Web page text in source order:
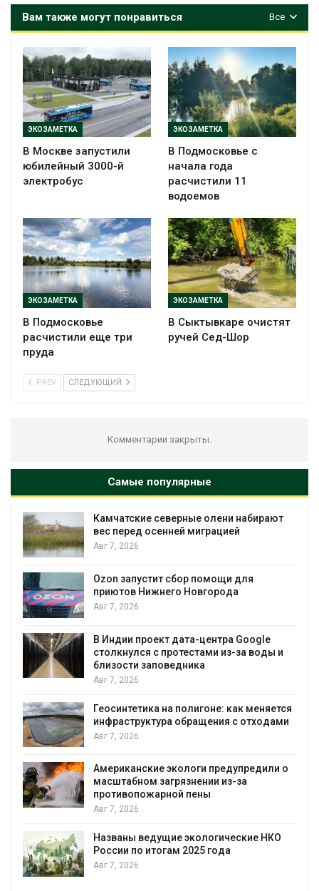
Все
Вам также могут понравиться
ЭКОЗАМЕТКА
В Москве запустили
юбилейный 3000-й
электробус
ЭКОЗАМЕТКА
В Подмосковье с
начала года
расчистили 11
водоемов
ЭКОЗАМЕТКА
В Подмосковье
расчистили еще три
пруда
ЭКОЗАМЕТКА
В Сыктывкаре очистят
ручей Сед-Шор
PREV СЛЕДУЮЩИЙ
Комментарии закрыты.
Самые популярные
Камчатские северные олени набирают
вес перед осенней миграцией
Авг 7, 2026
Ozon запустит сбор помощи для
приютов Нижнего Новгорода
Авг 7, 2026
В Индии проект дата-центра Google
столкнулся с протестами из-за воды и
близости заповедника
Авг 7, 2026
Геосинтетика на полигоне: как меняется
инфраструктура обращения с отходами
Авг 7, 2026
Американские экологи предупредили о
масштабном загрязнении из-за
противопожарной пены
Авг 7, 2026
Названы ведущие экологические НКО
России по итогам 2025 года
Авг 7, 2026
Авг 7, 2026